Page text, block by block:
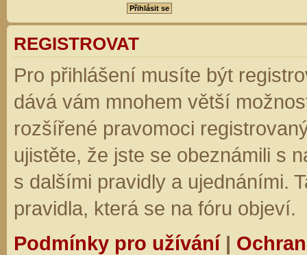
REGISTROVAT
Pro přihlášení musíte být
dává vám mnohem větší
rozšířené pravomoci
ujistěte, že jste se obeznámili s
s dalšími pravidly a ujednáními.
pravidla, která se na fóru objeví.
Podmínky pro užívání|